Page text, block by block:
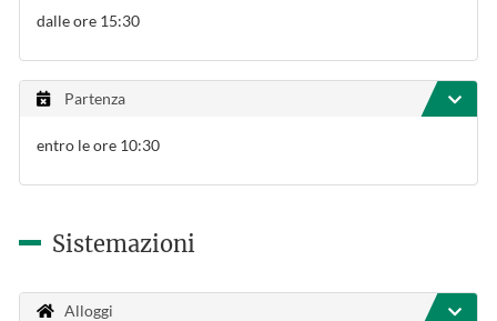
dalle ore 15:30
Partenza
entro le ore 10:30
Sistemazioni
Alloggi